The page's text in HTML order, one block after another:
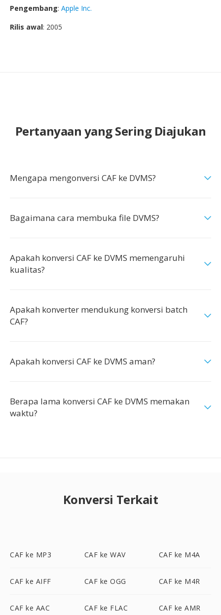
Pengembang: Apple Inc.
Rilis awal: 2005
Pertanyaan yang Sering Diajukan
Mengapa mengonversi CAF ke DVMS?
Bagaimana cara membuka file DVMS?
Apakah konversi CAF ke DVMS memengaruhi
kualitas?
Apakah konverter mendukung konversi batch
CAF?
Apakah konversi CAF ke DVMS aman?
Berapa lama konversi CAF ke DVMS memakan
waktu?
Konversi Terkait
CAF ke MP3 CAF ke WAV CAF ke M4A
CAF ke AIFF CAF ke OGG CAF ke M4R
CAF ke AAC CAF ke FLAC CAF ke AMR